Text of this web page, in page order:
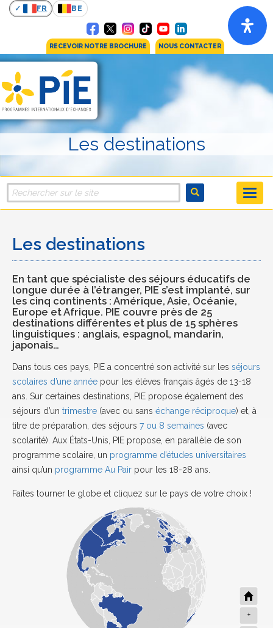
FR BE
RECEVOIR NOTRE BROCHURE NOUS CONTACTER
Les destinations
Les destinations
En tant que spécialiste des séjours éducatifs de
longue durée à l’étranger, PIE s’est implanté, sur
les cinq continents : Amérique, Asie, Océanie,
Europe et Afrique. PIE couvre près de 25
destinations différentes et plus de 15 sphères
linguistiques : anglais, espagnol, mandarin,
japonais…
Dans tous ces pays, PIE a concentré son activité sur les séjours
scolaires d’une année pour les élèves français âgés de 13-18
ans. Sur certaines destinations, PIE propose également des
séjours d’un trimestre (avec ou sans échange réciproque) et, à
titre de préparation, des séjours 7 ou 8 semaines (avec
scolarité). Aux États-Unis, PIE propose, en parallèle de son
programme scolaire, un programme d’études universitaires
ainsi qu’un programme Au Pair pour les 18-28 ans.
Faîtes tourner le globe et cliquez sur le pays de votre choix !
+